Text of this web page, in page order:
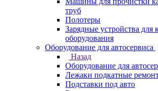
труб
Полотеры
Зарядные устройства для
оборудования
Оборудование для автосервиса
Назад
Оборудование для
Лежаки подкатные
Подставки под авто